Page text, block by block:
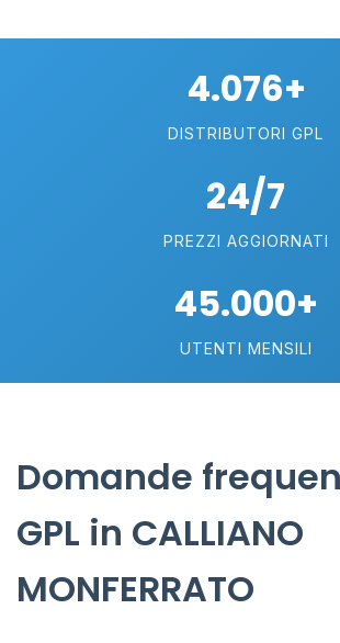
4.076+
DISTRIBUTORI GPL
24/7
PREZZI AGGIORNATI
45.000+
UTENTI MENSILI
Domande
GPL in CALLIANO
MONFERRATO